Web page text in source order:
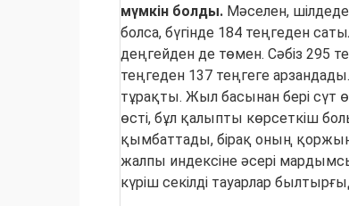
мүмкін болды. Мәселен,
болса, бүгінде 184 теңгеден
деңгейден де төмен. Сәбіз 295
теңгеден 137 теңгеге арзандады.
тұрақты. Жыл басынан бері сүт
өсті, бұл қалыпты көрсеткіш
қымбаттады, бірақ оның
жалпы индексіне әсері
күріш секілді тауарлар